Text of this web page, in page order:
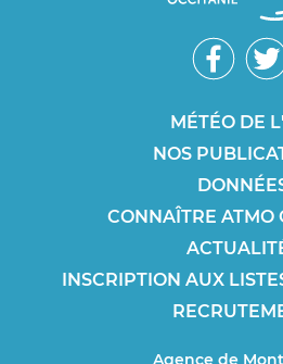
sociaux
MÉTÉO DE
NOS
CONNAÎTRE ATMO
INSCRIPTION AUX
Agence de